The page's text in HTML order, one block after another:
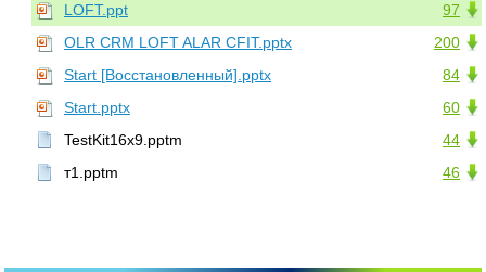
97
LOFT.ppt
200
OLR CRM LOFT ALAR CFIT.pptx
84
Start [Восстановленный].pptx
60
Start.pptx
44
TestKit16x9.pptm
46
т1.pptm